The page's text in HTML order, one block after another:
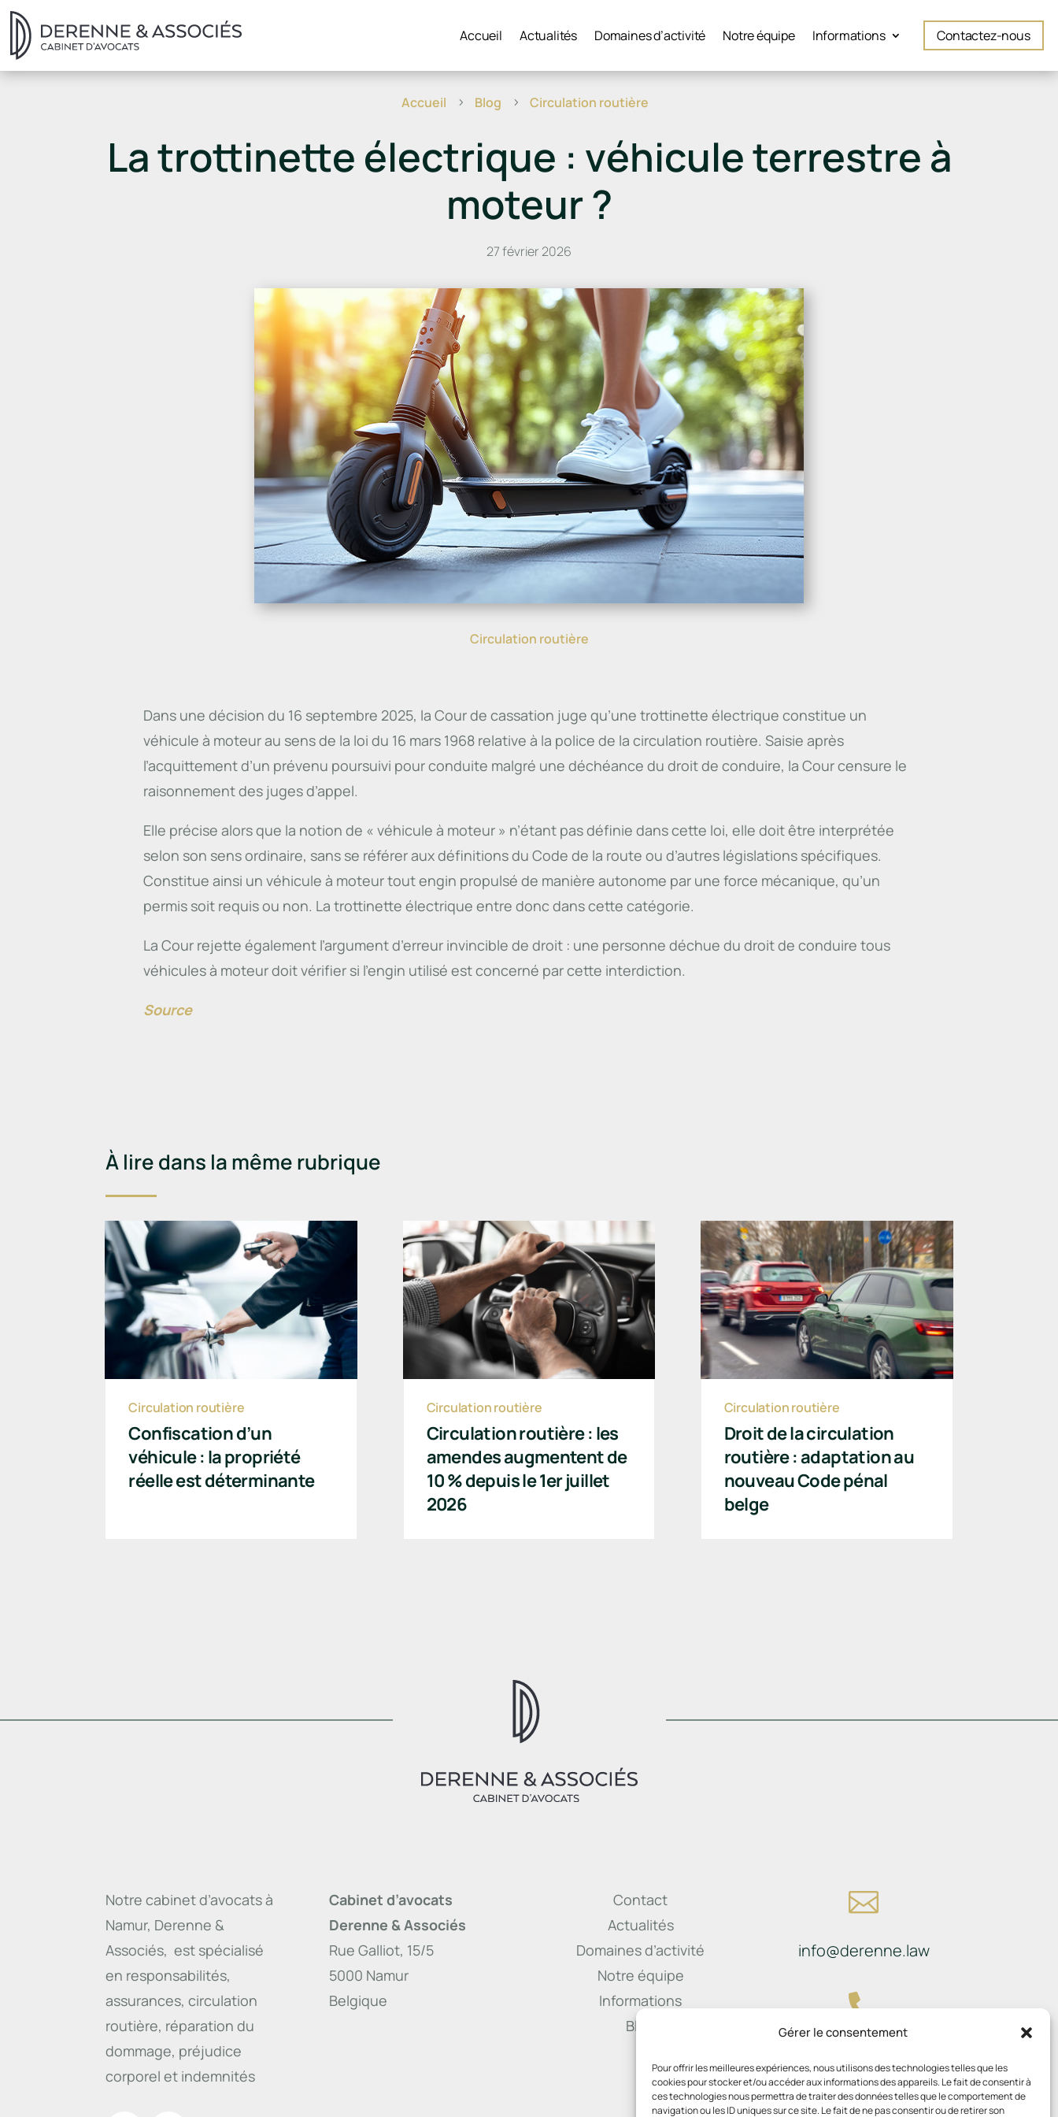
Gérer le consentement
Pour offrir les meilleures expériences, nous utilisons des technologies telles que les
cookies pour stocker et/ou accéder aux informations des appareils. Le fait de consentir à
ces technologies nous permettra de traiter des données telles que le comportement de
navigation ou les ID uniques sur ce site. Le fait de ne pas consentir ou de retirer son
Accueil Actualités Domaines d’activité Notre équipe Informations Contactez-nous
Accueil 5 Blog 5 Circulation routière
La trottinette électrique : véhicule terrestre à
moteur ?
27 février 2026
Circulation routière
Dans une décision du 16 septembre 2025, la Cour de cassation juge qu’une trottinette électrique constitue un
véhicule à moteur au sens de la loi du 16 mars 1968 relative à la police de la circulation routière. Saisie après
l’acquittement d’un prévenu poursuivi pour conduite malgré une déchéance du droit de conduire, la Cour censure le
raisonnement des juges d’appel.
Elle précise alors que la notion de « véhicule à moteur » n’étant pas définie dans cette loi, elle doit être interprétée
selon son sens ordinaire, sans se référer aux définitions du Code de la route ou d’autres législations spécifiques.
Constitue ainsi un véhicule à moteur tout engin propulsé de manière autonome par une force mécanique, qu’un
permis soit requis ou non. La trottinette électrique entre donc dans cette catégorie.
La Cour rejette également l’argument d’erreur invincible de droit : une personne déchue du droit de conduire tous
véhicules à moteur doit vérifier si l’engin utilisé est concerné par cette interdiction.
Source
À lire dans la même rubrique
Confiscation d’un
véhicule : la propriété
réelle est déterminante
Circulation routière
Circulation routière : les
amendes augmentent de
10 % depuis le 1er juillet
2026
Circulation routière
Droit de la circulation
routière : adaptation au
nouveau Code pénal
belge
Circulation routière
Notre cabinet d’avocats à
Namur, Derenne &
Associés, est spécialisé
en responsabilités,
assurances, circulation
routière, réparation du
dommage, préjudice
corporel et indemnités
Cabinet d’avocats
Derenne & Associés
Rue Galliot, 15/5
5000 Namur
Belgique
Contact
Actualités
Domaines d’activité
Notre équipe
Informations
Blog

info@derenne.law
